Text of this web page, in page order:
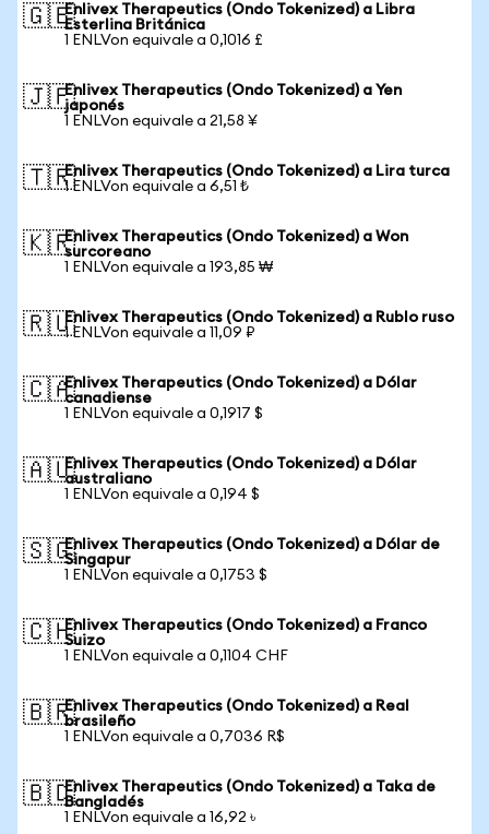
🇬🇧Enlivex Therapeutics (Ondo Tokenized) a Libra
Esterlina Británica
1 ENLVon equivale a 0,1016 £
🇯🇵Enlivex Therapeutics (Ondo Tokenized) a Yen
japonés
1 ENLVon equivale a 21,58 ¥
🇹🇷Enlivex Therapeutics (Ondo Tokenized) a Lira turca
1 ENLVon equivale a 6,51 ₺
🇰🇷Enlivex Therapeutics (Ondo Tokenized) a Won
surcoreano
1 ENLVon equivale a 193,85 ₩
🇷🇺Enlivex Therapeutics (Ondo Tokenized) a Rublo ruso
1 ENLVon equivale a 11,09 ₽
🇨🇦Enlivex Therapeutics (Ondo Tokenized) a Dólar
canadiense
1 ENLVon equivale a 0,1917 $
🇦🇺Enlivex Therapeutics (Ondo Tokenized) a Dólar
australiano
1 ENLVon equivale a 0,194 $
🇸🇬Enlivex Therapeutics (Ondo Tokenized) a Dólar de
Singapur
1 ENLVon equivale a 0,1753 $
🇨🇭Enlivex Therapeutics (Ondo Tokenized) a Franco
Suizo
1 ENLVon equivale a 0,1104 CHF
🇧🇷Enlivex Therapeutics (Ondo Tokenized) a Real
brasileño
1 ENLVon equivale a 0,7036 R$
🇧🇩Enlivex Therapeutics (Ondo Tokenized) a Taka de
Bangladés
1 ENLVon equivale a 16,92 ৳